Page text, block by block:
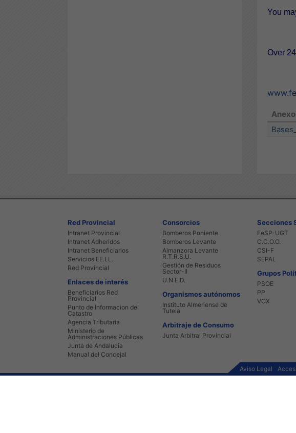
You
Over
Red Provincial
Intranet Provincial
Intranet Adheridos
Intranet Beneficiarios
Servicios EE.LL.
Red Provincial
Enlaces de interés
Beneficiarios Red
Provincial
Punto de Informacion del
Catastro
Agencia Tributaria
Ministerio de
Administraciones Públicas
Junta de Andalucia
Manual del Concejal
Consorcios
Bomberos Poniente
Bomberos Levante
Almanzora Levante
R.T.R.S.U.
Gestión de Residuos
Sector-II
U.N.E.D.
Organismos autónomos
Instituto Almeriense de
Tutela
Arbitraje de Consumo
Junta Arbitral Provincial
Secciones
FeSP-UGT
C.C.O.O.
CSI-F
SEPAL
Grupos
PSOE
PP
VOX
Aviso Legal